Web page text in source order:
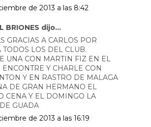
de 2013 a las 8:42
BRIONES dijo...
GRACIAS A CARLOS POR
TODOS LOS DEL CLUB.
UNA CON MARTIN FIZ EN EL
ENCONTRE Y CHARLE CON
Y EN RASTRO DE MALAGA
DE GRAN HERMANO EL
CENA Y EL DOMINGO LA
GUADA
de 2013 a las 16:19